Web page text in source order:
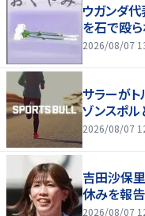
ウガンダ
を石で殴
2026/08/07
サラーが
ゾンスポル
2026/08/07
吉田沙保
休みを報
2026/08/07